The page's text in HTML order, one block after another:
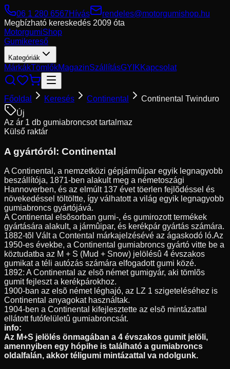
06 1 280 6567Hívás
rendeles@motorgumishop.hu
Megbízható kereskedés 2009 óta
MotorgumiShop
Gumikereső
Kategóriák
MárkákTömlőkMagazinSzállításGYIKKapcsolat
Főoldal Keresés Continental
Continental Twinduro
Új
Az ár 1 db gumiabroncsot tartalmaz
Külső raktár
A gyártóról: Continental
A Continental, a nemzetközi gépjármûipar egyik legnagyobb
beszállítója, 1871-ben alakult meg a németoszági
Hannoverben, és az elmúlt 137 évet töerlen fejlõdéssel és
növekedéssel töltöltte, így válhatott a világ egyik legnagyobb
gumiabroncs gyártójává.
A Continental elsõsorban gumi-, és gumirozott termékek
gyártására alakult, a jármûipar, és kerékpár gyártás számára.
1882-tõl Vált a Contental márkajelzésévé az ágaskodó ló.Az
1950-es évekbe, a Continental gumiabroncs gyártó vitte be a
köztudatba az M + S (Mud + Snow) jelölésû 4 évszakos
gumikat a téli autózás számára elfogadott gumi közé.
1892: A Continental az elsõ német gumigyár, aki tömlõs
gumit fejleszt a kerékpárokhoz.
1900-ban az elsõ német léghajó, az LZ 1 szigeteléséhez is
Continental anyagokat használtak.
1904-ben a Continental kifejlesztette az elsõ mintázattal
ellátott futófelületû gumiabroncsát.
info:
Az M+S jelölés önmagában a 4 évszakos gumit jelöli,
amennyiben egy hópihe is található a gumiabroncs
oldalfalán, akkor téligumi mintázattal va ndolgunk.